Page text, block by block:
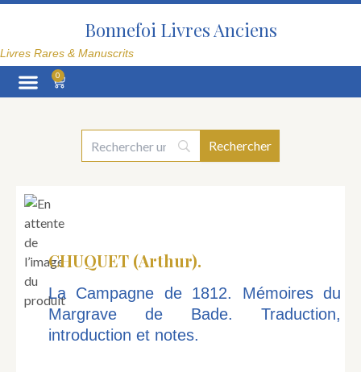
Aller
Bonnefoi Livres Anciens
Livres Rares & Manuscrits
0
Panier
CHUQUET (Arthur).
La Campagne de 1812. Mémoires du
Margrave de Bade. Traduction,
introduction et notes.